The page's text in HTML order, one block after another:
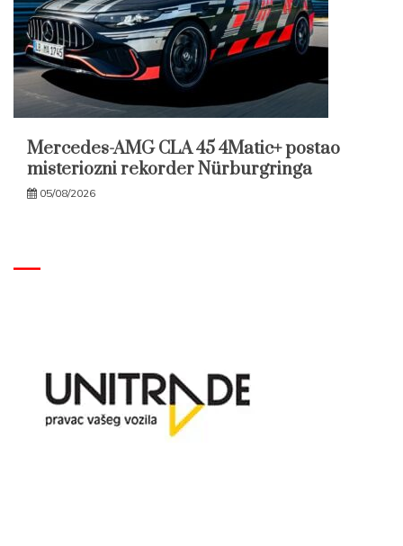
Mercedes-AMG CLA 45 4Matic+ postao
misteriozni rekorder Nürburgringa
05/08/2026